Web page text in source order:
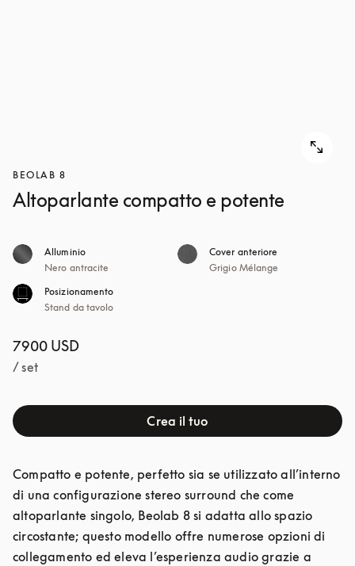
BEOLAB 8
Altoparlante compatto e potente
Alluminio
Nero antracite
Cover anteriore
Grigio Mélange
Posizionamento
Stand da tavolo
7900 USD
/ set
Crea il tuo
Compatto e potente, perfetto sia se utilizzato all’interno
di una configurazione stereo surround che come
altoparlante singolo, Beolab 8 si adatta allo spazio
circostante; questo modello offre numerose opzioni di
collegamento ed eleva l’esperienza audio grazie a